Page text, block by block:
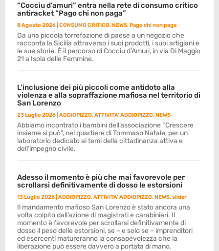
“Cocciu d’amuri” entra nella rete di consumo critico
antiracket “Pago chi non paga”
8 Agosto 2026 |CONSUMO CRITICO,NEWS,Pago chi non paga
Da una piccola torrefazione di paese a un negozio che
racconta la Sicilia attraverso i suoi prodotti, i suoi artigiani e
le sue storie. È il percorso di Cocciu d’Amuri, in via Di Maggio
21 a Isola delle Femmine.
L’inclusione dei più piccoli come antidoto alla
violenza e alla sopraffazione mafiosa nel territorio di
San Lorenzo
23 Luglio 2026 |ADDIOPIZZO,ATTIVITA' ADDIOPIZZO,NEWS
Abbiamo incontrato i bambini dell’associazione “Crescere
insieme si può”, nel quartiere di Tommaso Natale, per un
laboratorio dedicato ai temi della cittadinanza attiva e
dell’impegno civile.
Adesso il momento è più che mai favorevole per
scrollarsi definitivamente di dosso le estorsioni
13 Luglio 2026 |ADDIOPIZZO,ATTIVITA' ADDIOPIZZO,NEWS,slider
Il mandamento mafioso San Lorenzo è stato ancora una
volta colpito dall’azione di magistrati e carabinieri. Il
momento è favorevole per scrollarsi definitivamente di
dosso il peso delle estorsioni, se – e solo se – imprenditori
ed esercenti matureranno la consapevolezza che la
liberazione può essere davvero a portata di mano.